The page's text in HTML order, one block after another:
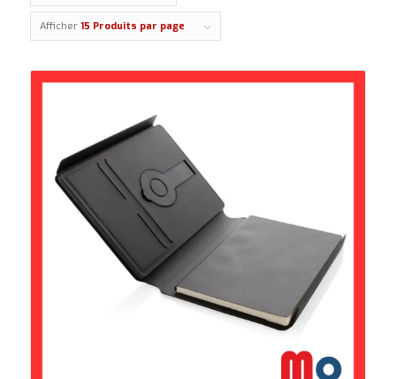
Afficher 15 Produits par page